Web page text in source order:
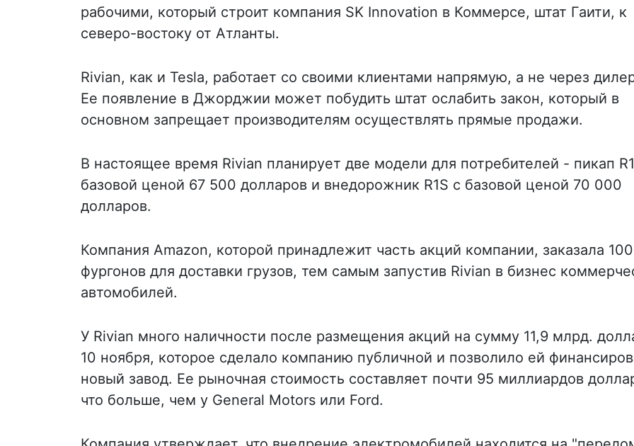
рабочими, который строит компания SK Innovation в Коммерсе, штат Гаити, к
северо-востоку от Атланты.
Rivian, как и Tesla, работает со своими клиентами напрямую, а не через
Ее появление в Джорджии может побудить штат ослабить закон, который в
основном запрещает производителям осуществлять прямые продажи.
В настоящее время Rivian планирует две модели для потребителей - пикап
базовой ценой 67 500 долларов и внедорожник R1S с базовой ценой 70 000
долларов.
Компания Amazon, которой принадлежит часть акций компании, заказала
фургонов для доставки грузов, тем самым запустив Rivian в бизнес
автомобилей.
У Rivian много наличности после размещения акций на сумму 11,9 млрд.
10 ноября, которое сделало компанию публичной и позволило ей
новый завод. Ее рыночная стоимость составляет почти 95 миллиардов
что больше, чем у General Motors или Ford.